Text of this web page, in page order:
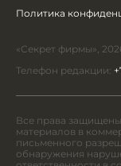
Политика
«Секрет фирмы»,
Телефон редакции:
Все права
материалов в
письменного
обнаружения